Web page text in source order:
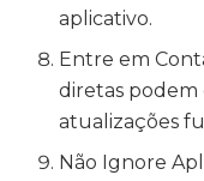
aplicativo.
Entre em
diretas podem
atualizações
Não Ignore